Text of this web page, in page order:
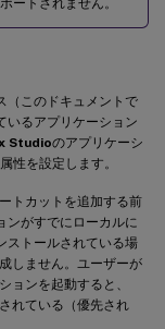
（このドキュメントで
いるアプリケーション
Studioのアプリケーシ
属性を設定します。
トカットを追加する前
ンがすでにローカルに
ストールされている場
しません。ユーザーが
ンを起動すると、
れている（優先され